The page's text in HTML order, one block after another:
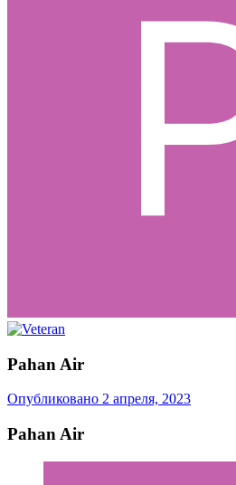
Pahan Air
Опубликовано 2 апреля, 2023
Pahan Air